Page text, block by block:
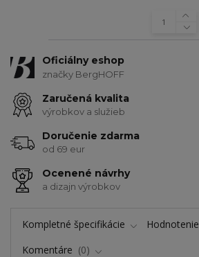
Oficiálny eshop
značky BergHOFF
Zaručená kvalita
výrobkov a služieb
Doručenie zdarma
od 69 eur
Ocenené návrhy
a dizajn výrobkov
Kompletné špecifikácie Hodnotenie
Komentáre
0